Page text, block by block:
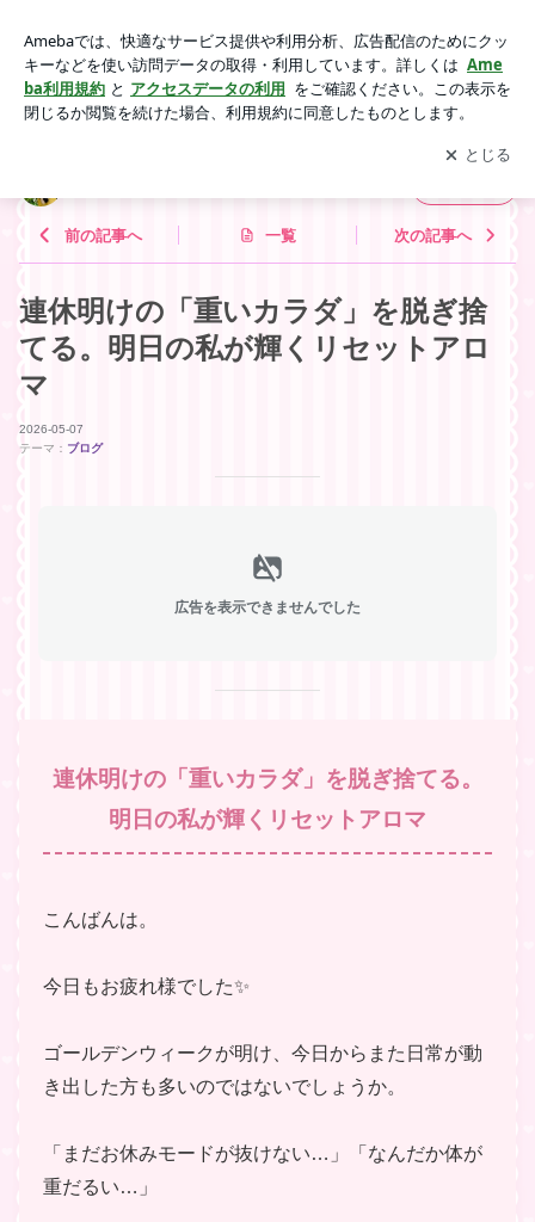
ットアロマ | 内山いづみの『毎日アロマ手帖』
アプリをダウンロードして ブログの更新通知
を受け取りまし
ょう。
開く
前の記事へ 一覧 次の記事へ
連休明けの「重いカラダ」を脱ぎ捨
てる。明日の私が輝くリセットアロ
マ
2026-05-07
テーマ： ブログ
広告を表示できませんでした
連休明けの「重いカラダ」を脱ぎ捨てる。
明日の私が輝くリセットアロマ
こんばんは。
今日もお疲れ様でした✨
ゴールデンウィークが明け、今日からまた日常が動
き出した方も多いのではないでしょうか。
「まだお休みモードが抜けない…」「なんだか体が
重だるい…」